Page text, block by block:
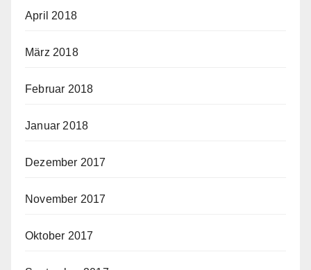
April 2018
März 2018
Februar 2018
Januar 2018
Dezember 2017
November 2017
Oktober 2017